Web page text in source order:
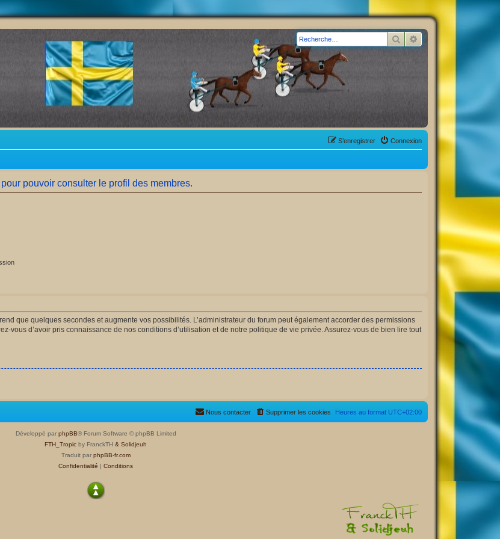
Rechercher
Connexion
S’enregistrer
pouvoir consulter le profil des membres.
que quelques secondes et augmente vos possibilités. L’administrateur du forum peut également accorder des permissions
vous d’avoir pris connaissance de nos conditions d’utilisation et de notre politique de vie privée. Assurez-vous de bien lire tout
Heures au format UTC+02:00
Supprimer les cookies
Nous contacter
Développé par phpBB® Forum Software © phpBB Limited
FTH_Tropic by FranckTH & Solidjeuh
Traduit par phpBB-fr.com
Confidentialité | Conditions